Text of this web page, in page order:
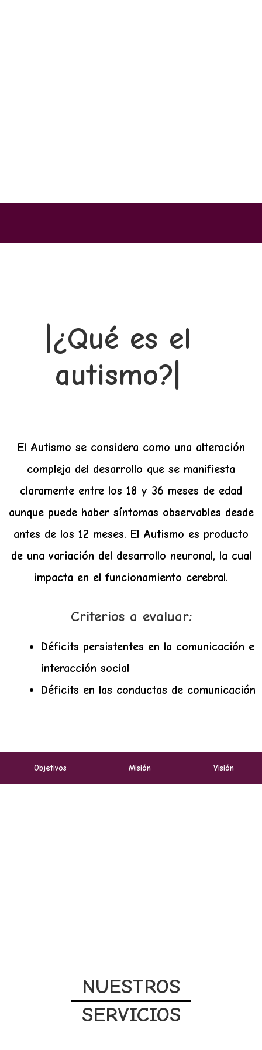
|¿Qué es el
autismo?|
El Autismo se considera como una alteración
compleja del desarrollo que se manifiesta
claramente entre los 18 y 36 meses de edad
aunque puede haber síntomas observables desde
antes de los 12 meses. El Autismo es producto
de una variación del desarrollo neuronal, la cual
impacta en el funcionamiento cerebral.
Criterios a evaluar:
Déficits persistentes en la comunicación e
interacción social
Déficits en las conductas de comunicación
Objetivos Misión Visión
NUESTROS
SERVICIOS